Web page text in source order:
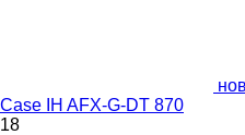
Case IH AFX-G-DT 870
18